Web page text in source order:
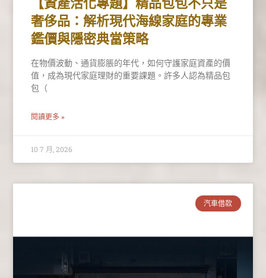
【資產活化專題】精品包包不只是
奢侈品：解析現代海線家庭的專業
鑑價與隱密典當策略
在物價波動、通貨膨脹的年代，如何守護家庭資產的價
值，成為現代家庭理財的重要課題。許多人認為精品包
包（
閱讀更多 »
10 7 月, 2026
汽車借款